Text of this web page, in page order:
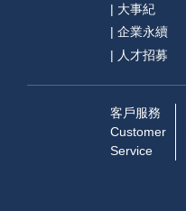
| 大事紀
| 企業永續
| 人才招募
客戶服務
Customer
Service